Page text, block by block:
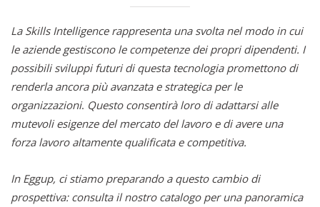
La Skills Intelligence rappresenta una svolta nel modo in cui
le aziende gestiscono le competenze dei propri dipendenti. I
possibili sviluppi futuri di questa tecnologia promettono di
renderla ancora più avanzata e strategica per le
organizzazioni. Questo consentirà loro di adattarsi alle
mutevoli esigenze del mercato del lavoro e di avere una
forza lavoro altamente qualificata e competitiva.
In Eggup, ci stiamo preparando a questo cambio di
prospettiva: consulta il nostro catalogo per una panoramica